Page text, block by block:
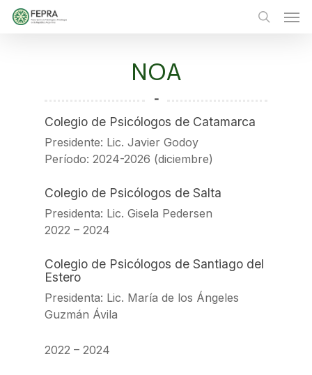
Skip
NOA
-
Colegio de Psicólogos de Catamarca
Presidente: Lic. Javier Godoy
Período: 2024-2026 (diciembre)
Colegio de Psicólogos de Salta
Presidenta: Lic. Gisela Pedersen
2022 – 2024
Colegio de Psicólogos de Santiago del
Estero
Presidenta: Lic. María de los Ángeles
Guzmán Ávila
2022 – 2024